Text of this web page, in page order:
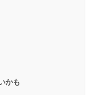
かも